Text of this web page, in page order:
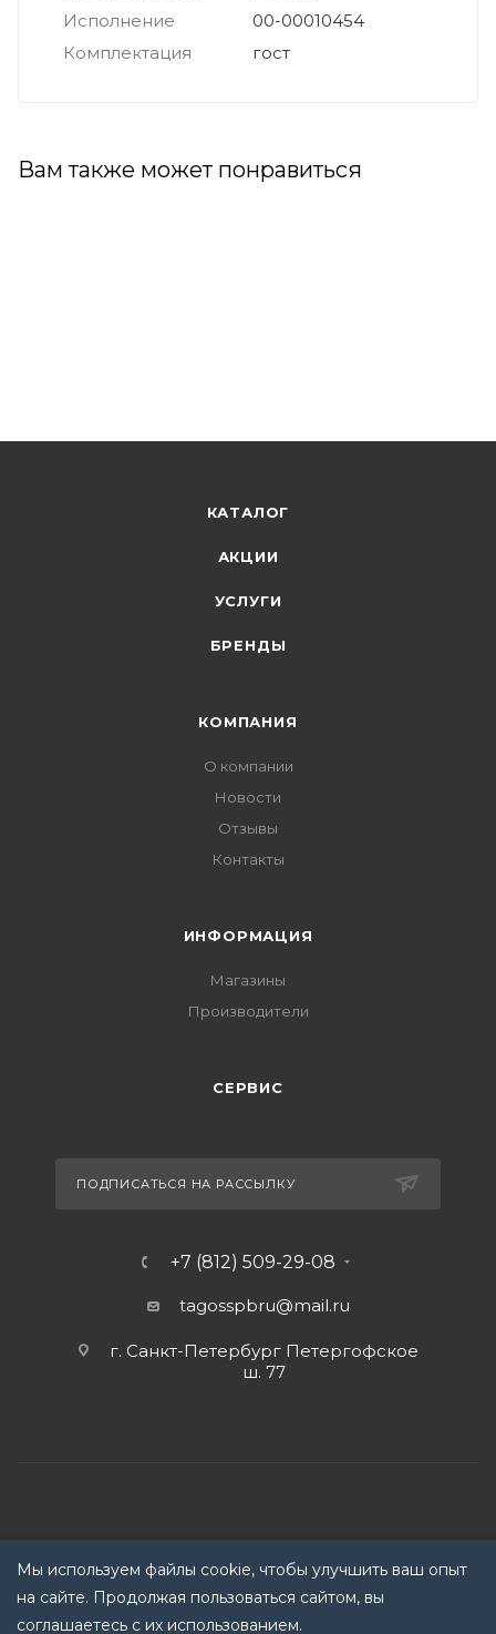
Исполнение
00-00010454
Комплектация
гост
Вам также может понравиться
КАТАЛОГ
АКЦИИ
УСЛУГИ
БРЕНДЫ
КОМПАНИЯ
О компании
Новости
Отзывы
Контакты
ИНФОРМАЦИЯ
Магазины
Производители
СЕРВИС
ПОДПИСАТЬСЯ НА РАССЫЛКУ
+7 (812) 509-29-08
tagosspbru@mail.ru
г. Санкт-Петербург Петергофское
ш. 77
2026 © Запорная трубопроводная арматура Политика
обработки данныхКомпания оставляет за собой право
вносить изменения без предварительного уведомленияч!
Мы используем файлы cookie, чтобы улучшить ваш опыт
на сайте. Продолжая пользоваться сайтом, вы
соглашаетесь с их использованием.